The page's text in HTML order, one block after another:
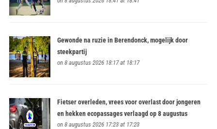
Gewonde na ruzie in Berendonck, mogelijk door
steekpartij
on 8 augustus 2026 18:17 at 18:17
Fietser overleden, vrees voor overlast door jongeren
en hekken ecopassages verlaagd op 8 augustus
on 8 augustus 2026 17:23 at 17:23